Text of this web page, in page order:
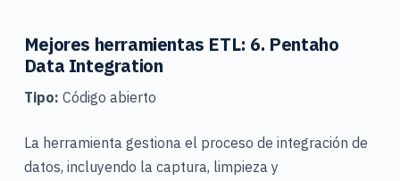
Mejores herramientas ETL: 6. Pentaho
Data Integration
Tipo: Código abierto
La herramienta gestiona el proceso de integración de
datos, incluyendo la captura, limpieza y